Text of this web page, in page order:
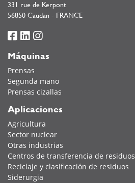
331 rue de Kerpont
56850 Caudan - FRANCE
Máquinas
Prensas
Segunda mano
Prensas cizallas
Aplicaciones
Agricultura
Sector nuclear
Otras industrias
Centros de transferencia de residuos
Reciclaje y clasificación de residuos
Siderurgia